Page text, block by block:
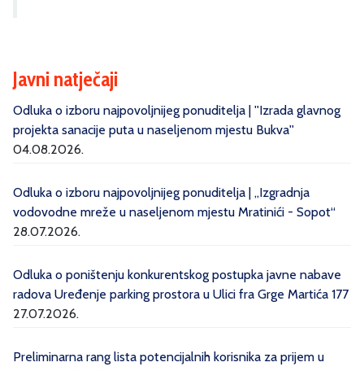
Javni natječaji
Odluka o izboru najpovoljnijeg ponuditelja | ''Izrada glavnog
projekta sanacije puta u naseljenom mjestu Bukva''
04.08.2026.
Odluka o izboru najpovoljnijeg ponuditelja | „Izgradnja
vodovodne mreže u naseljenom mjestu Mratinići - Sopot“
28.07.2026.
Odluka o poništenju konkurentskog postupka javne nabave
radova Uređenje parking prostora u Ulici fra Grge Martića 177
27.07.2026.
Preliminarna rang lista potencijalnih korisnika za prijem u